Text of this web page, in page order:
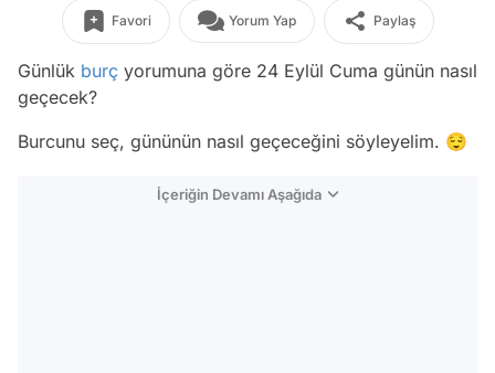
Favori Yorum Yap Paylaş
Günlük burç yorumuna göre 24 Eylül Cuma günün nasıl
geçecek?
Burcunu seç, gününün nasıl geçeceğini söyleyelim. 😌
İçeriğin Devamı Aşağıda